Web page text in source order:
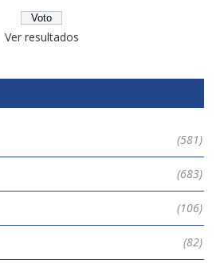
Ver resultados
(581)
(683)
(106)
(82)